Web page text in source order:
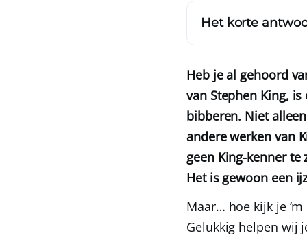
Het korte
Heb je al gehoord
van Stephen King,
bibberen. Niet
andere werken van
geen King-kenner
Het is gewoon een
Maar… hoe kijk je
Gelukkig helpen wij